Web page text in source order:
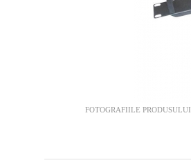
FOTOGRAFIILE PRODUSULUI